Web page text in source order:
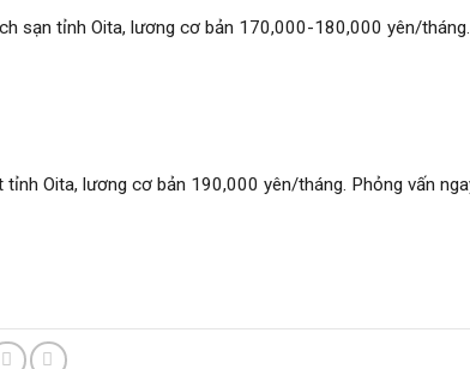
sạn tỉnh Oita, lương cơ bản 170,000-180,000 yên/tháng.
Oita, lương cơ bản 190,000 yên/tháng. Phỏng vấn